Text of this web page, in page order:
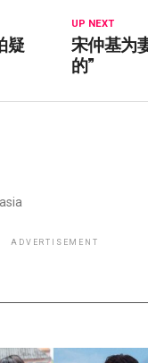
UP NEXT
宋仲基为
的”
疑
ADVERTISEMENT